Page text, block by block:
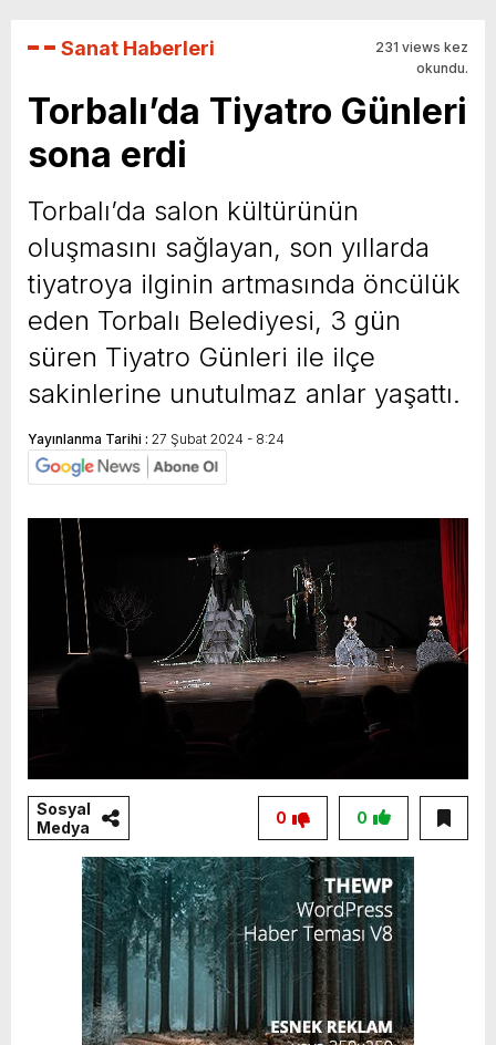
Sanat Haberleri
231 views kez
okundu.
Torbalı’da Tiyatro Günleri
sona erdi
Torbalı’da salon kültürünün
oluşmasını sağlayan, son yıllarda
tiyatroya ilginin artmasında öncülük
eden Torbalı Belediyesi, 3 gün
süren Tiyatro Günleri ile ilçe
sakinlerine unutulmaz anlar yaşattı.
Yayınlanma Tarihi : 27 Şubat 2024 - 8:24
Sosyal
Medya
0
0